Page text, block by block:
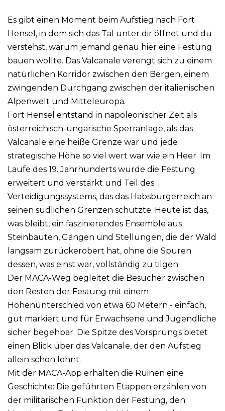
Es gibt einen Moment beim Aufstieg nach Fort
Hensel, in dem sich das Tal unter dir öffnet und du
verstehst, warum jemand genau hier eine Festung
bauen wollte. Das Valcanale verengt sich zu einem
natürlichen Korridor zwischen den Bergen, einem
zwingenden Durchgang zwischen der italienischen
Alpenwelt und Mitteleuropa.
Fort Hensel entstand in napoleonischer Zeit als
österreichisch-ungarische Sperranlage, als das
Valcanale eine heiße Grenze war und jede
strategische Höhe so viel wert war wie ein Heer. Im
Laufe des 19. Jahrhunderts wurde die Festung
erweitert und verstärkt und Teil des
Verteidigungssystems, das das Habsburgerreich an
seinen südlichen Grenzen schützte. Heute ist das,
was bleibt, ein faszinierendes Ensemble aus
Steinbauten, Gängen und Stellungen, die der Wald
langsam zurückerobert hat, ohne die Spuren
dessen, was einst war, vollständig zu tilgen.
Der MACA-Weg begleitet die Besucher zwischen
den Resten der Festung mit einem
Höhenunterschied von etwa 60 Metern - einfach,
gut markiert und für Erwachsene und Jugendliche
sicher begehbar. Die Spitze des Vorsprungs bietet
einen Blick über das Valcanale, der den Aufstieg
allein schon lohnt.
Mit der MACA-App erhalten die Ruinen eine
Geschichte: Die geführten Etappen erzählen von
der militärischen Funktion der Festung, den